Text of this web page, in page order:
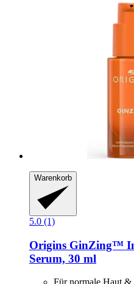
Warenkorb
5.0 (1)
Origins GinZing™
Serum, 30 ml